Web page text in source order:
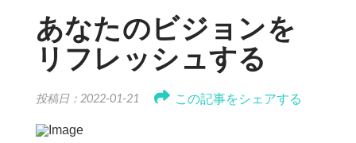
あなたのビジョンを
リフレッシュする
投稿日：2022-01-21 この記事をシェアする